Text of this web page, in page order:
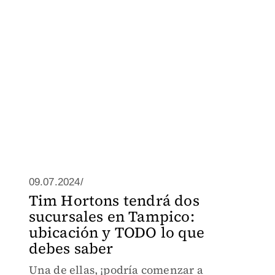
09.07.2024/
Tim Hortons tendrá dos
sucursales en Tampico:
ubicación y TODO lo que
debes saber
Una de ellas, ¡podría comenzar a